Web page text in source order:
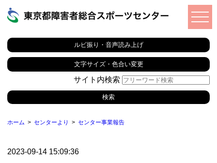
ルビ振り・音声読み上げ
文字サイズ・色合い変更
サイト内検索
ホーム センターより センター事業報告
2023-09-14 15:09:36